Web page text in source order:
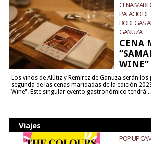
CENA
PALACIO
BODEGAS
GANUZA
CENA
WINE”
Los vinos de Alútiz y Remírez de Ganuza serán los
segunda de las cenas maridadas de la edición
Wine". Este singular evento gastronómico tendrá
Viajes
POP UP